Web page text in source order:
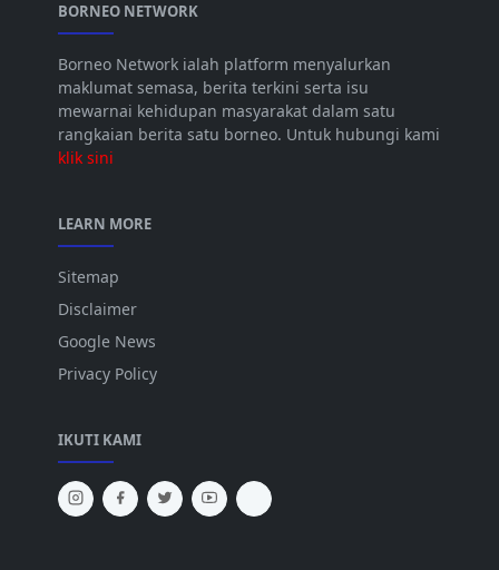
BORNEO NETWORK
Borneo Network ialah platform menyalurkan
maklumat semasa, berita terkini serta isu
mewarnai kehidupan masyarakat dalam satu
rangkaian berita satu borneo. Untuk hubungi kami
klik sini
LEARN MORE
Sitemap
Disclaimer
Google News
Privacy Policy
IKUTI KAMI